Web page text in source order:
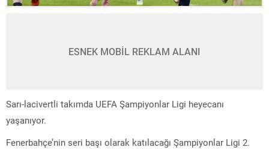
ESNEK MOBİL REKLAM ALANI
Sarı-lacivertli takımda UEFA Şampiyonlar Ligi heyecanı
yaşanıyor.
Fenerbahçe’nin seri başı olarak katılacağı Şampiyonlar Ligi 2.